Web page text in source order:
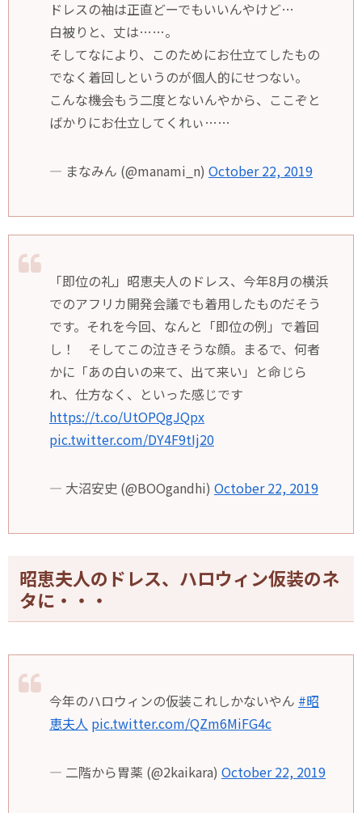
ドレスの袖は正直どーでもいいんやけど…
白被りと、丈は……。
そしてなにより、このためにお仕立てしたもの
でなく着回しというのが個人的にせつない。
こんな機会もう二度とないんやから、ここぞと
ばかりにお仕立してくれぃ……
— まなみん (@manami_n) October 22, 2019
「即位の礼」昭恵夫人のドレス、今年8月の横浜
でのアフリカ開発会議でも着用したものだそう
です。それを今回、なんと「即位の例」で着回
し！ そしてこの泣きそうな顔。まるで、何者
かに「あの白いの来て、出て来い」と命じら
れ、仕方なく、といった感じです
https://t.co/UtOPQgJQpx
pic.twitter.com/DY4F9tIj20
— 大沼安史 (@BOOgandhi) October 22, 2019
昭恵夫人のドレス、ハロウィン仮装のネ
タに・・・
今年のハロウィンの仮装これしかないやん #昭
恵夫人 pic.twitter.com/QZm6MiFG4c
— 二階から胃薬 (@2kaikara) October 22, 2019